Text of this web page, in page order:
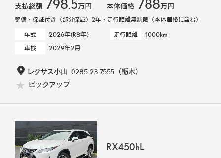
支払総額 798.5万円 本体価格 788万円
整備・保証付き（部分保証）2年・走行距離無制限（本体価格に含む）
年式
2026年(R8年) 走行距離 1,000km
車検 2029年2月
レクサス小山 0285-23-7555（栃木）
ピックアップ
RX450hL